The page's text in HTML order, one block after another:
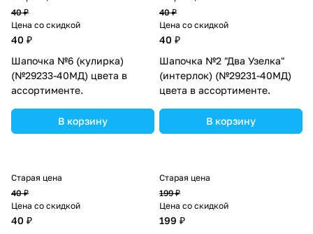
40 ₽
Цена со скидкой
40 ₽
Шапочка №6 (кулирка)
(№29233-40МД) цвета в
ассортименте.
В корзину
40 ₽
Цена со скидкой
40 ₽
Шапочка №2 "Два Узелка"
(интерлок) (№29231-40МД)
цвета в ассортименте.
В корзину
Старая цена
40 ₽
Цена со скидкой
40 ₽
Старая цена
199 ₽
Цена со скидкой
199 ₽